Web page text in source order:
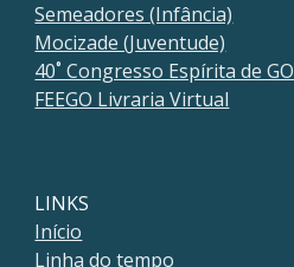
Semeadores (Infância)
Mocizade (Juventude)
40˚ Congresso Espírita de GO
FEEGO Livraria Virtual
LINKS
Início
Linha do tempo